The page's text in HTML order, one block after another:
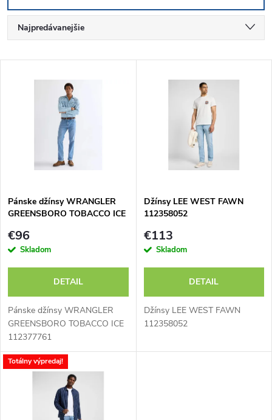
R
a
e
p
r
o
d
u
Najpredávanejšie
s
p
r
d
u
k
Pánske džínsy WRANGLER
GREENSBORO TOBACCO ICE
€96
Skladom
DETAIL
Pánske džínsy WRANGLER
GREENSBORO TOBACCO ICE
112377761
Džínsy LEE WEST FAWN
112358052
€113
Skladom
DETAIL
Džínsy LEE WEST FAWN
112358052
Totálny výpredaj!